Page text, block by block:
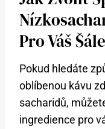
Pro Váš
Pokud hledáte
oblíbenou kávu
sacharidů,
ingredience pro